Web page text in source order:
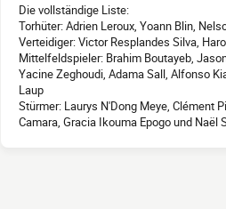
Die vollständige Liste:
Torhüter: Adrien Leroux, Yoann Blin,
Verteidiger: Victor Resplandes Silva,
Mittelfeldspieler: Brahim Boutayeb,
Yacine Zeghoudi, Adama Sall, Alfonso
Laup
Stürmer: Laurys N'Dong Meye, Clément
Camara, Gracia Ikouma Epogo und Naël